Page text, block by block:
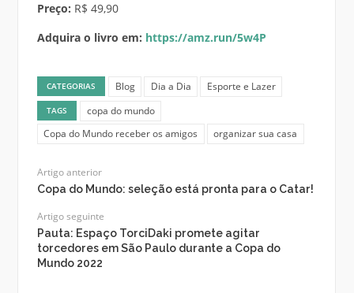
Preço: R$ 49,90
Adquira o livro em: https://amz.run/5w4P
CATEGORIAS Blog Dia a Dia Esporte e Lazer
TAGS
copa do mundo
Copa do Mundo receber os amigos
organizar sua casa
Artigo anterior
Copa do Mundo: seleção está pronta para o Catar!
Artigo seguinte
Pauta: Espaço TorciDaki promete agitar
torcedores em São Paulo durante a Copa do
Mundo 2022